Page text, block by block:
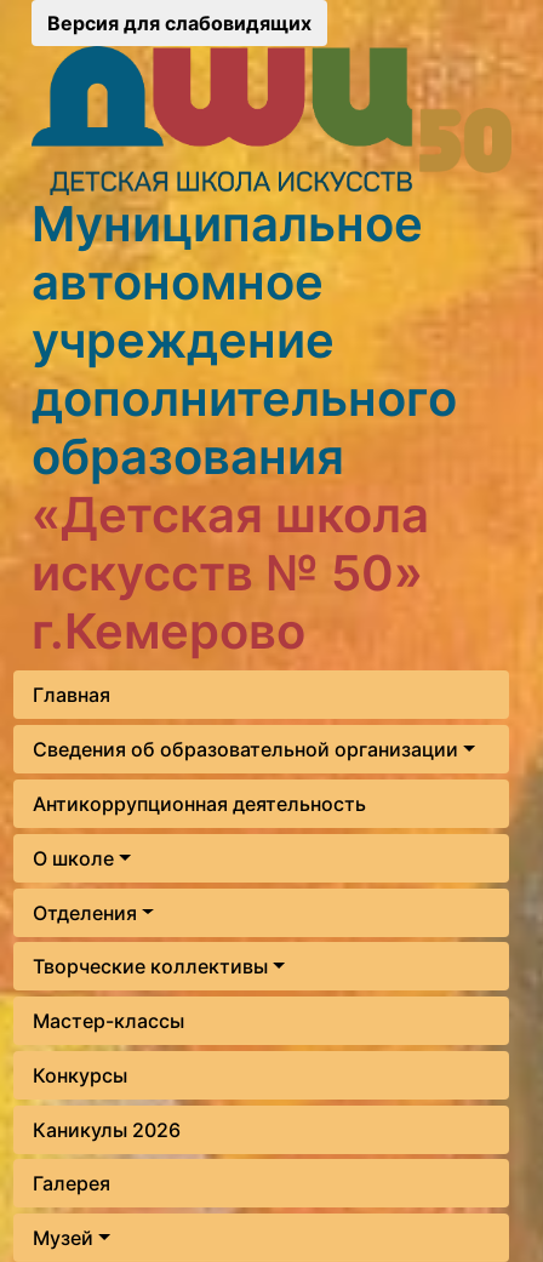
Версия для слабовидящих
Муниципальное
автономное
учреждение
дополнительного
образования
«Детская школа
искусств № 50»
г.Кемерово
Главная
Сведения об образовательной организации
Антикоррупционная деятельность
О школе
Отделения
Творческие коллективы
Мастер-классы
Конкурсы
Каникулы 2026
Галерея
Музей